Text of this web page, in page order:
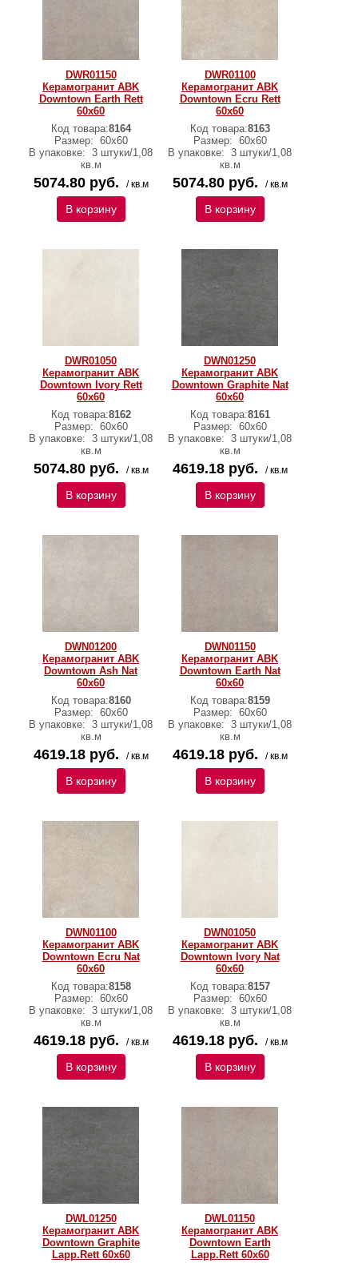
DWR01150
Керамогранит ABK
Downtown Earth Rett
60х60
Код товара:8164
Размер: 60х60
В упаковке: 3 штуки/1,08
кв.м
5074.80 руб. / кв.м
В корзину
DWR01100
Керамогранит ABK
Downtown Ecru Rett
60х60
Код товара:8163
Размер: 60х60
В упаковке: 3 штуки/1,08
кв.м
5074.80 руб. / кв.м
В корзину
DWR01050
Керамогранит ABK
Downtown Ivory Rett
60х60
Код товара:8162
Размер: 60х60
В упаковке: 3 штуки/1,08
кв.м
5074.80 руб. / кв.м
В корзину
DWN01250
Керамогранит ABK
Downtown Graphite Nat
60х60
Код товара:8161
Размер: 60х60
В упаковке: 3 штуки/1,08
кв.м
4619.18 руб. / кв.м
В корзину
DWN01200
Керамогранит ABK
Downtown Ash Nat
60х60
Код товара:8160
Размер: 60х60
В упаковке: 3 штуки/1,08
кв.м
4619.18 руб. / кв.м
В корзину
DWN01150
Керамогранит ABK
Downtown Earth Nat
60х60
Код товара:8159
Размер: 60х60
В упаковке: 3 штуки/1,08
кв.м
4619.18 руб. / кв.м
В корзину
DWN01100
Керамогранит ABK
Downtown Ecru Nat
60х60
Код товара:8158
Размер: 60х60
В упаковке: 3 штуки/1,08
кв.м
4619.18 руб. / кв.м
В корзину
DWN01050
Керамогранит ABK
Downtown Ivory Nat
60х60
Код товара:8157
Размер: 60х60
В упаковке: 3 штуки/1,08
кв.м
4619.18 руб. / кв.м
В корзину
DWL01250
Керамогранит ABK
Downtown Graphite
Lapp.Rett 60х60
DWL01150
Керамогранит ABK
Downtown Earth
Lapp.Rett 60х60